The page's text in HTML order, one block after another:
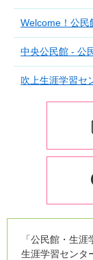
Welcome！公民
中央公民館 - 公
吹上生涯学習セ
「公民館・生
生涯学習センタ